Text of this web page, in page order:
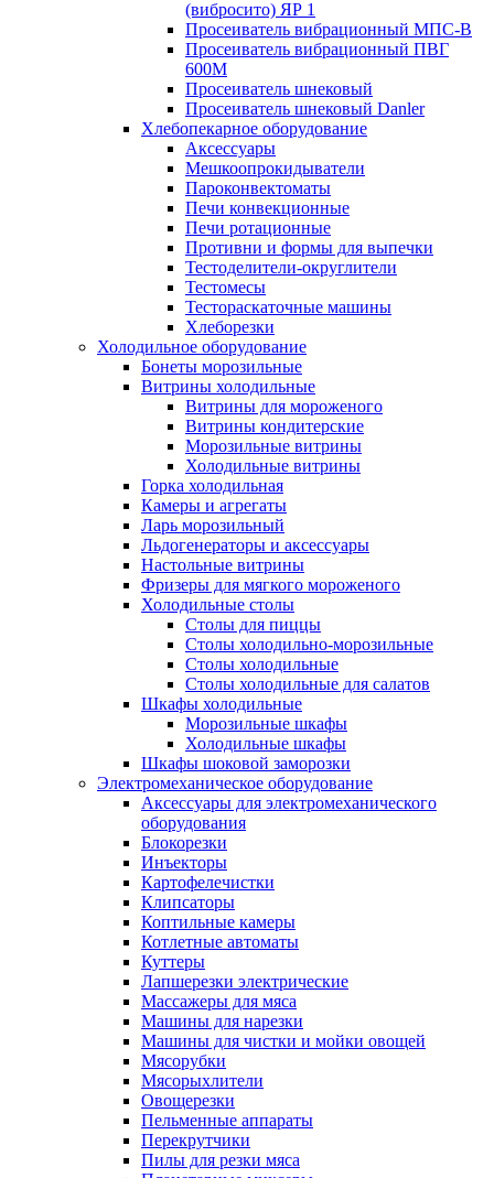
(вибросито) ЯР 1
Просеиватель вибрационный МПС-В
Просеиватель вибрационный ПВГ
600М
Просеиватель шнековый
Просеиватель шнековый Danler
Хлебопекарное оборудование
Аксессуары
Мешкоопрокидыватели
Пароконвектоматы
Печи конвекционные
Печи ротационные
Противни и формы для выпечки
Тестоделители-округлители
Тестомесы
Тестораскаточные машины
Хлеборезки
Холодильное оборудование
Бонеты морозильные
Витрины холодильные
Витрины для мороженого
Витрины кондитерские
Морозильные витрины
Холодильные витрины
Горка холодильная
Камеры и агрегаты
Ларь морозильный
Льдогенераторы и аксессуары
Настольные витрины
Фризеры для мягкого мороженого
Холодильные столы
Столы для пиццы
Столы холодильно-морозильные
Столы холодильные
Столы холодильные для салатов
Шкафы холодильные
Mорозильные шкафы
Холодильные шкафы
Шкафы шоковой заморозки
Электромеханическое оборудование
Аксессуары для электромеханического
оборудования
Блокорезки
Инъекторы
Картофелечистки
Клипсаторы
Коптильные камеры
Котлетные автоматы
Куттеры
Лапшерезки электрические
Массажеры для мяса
Машины для нарезки
Машины для чистки и мойки овощей
Мясорубки
Мясорыхлители
Овощерезки
Пельменные аппараты
Перекрутчики
Пилы для резки мяса